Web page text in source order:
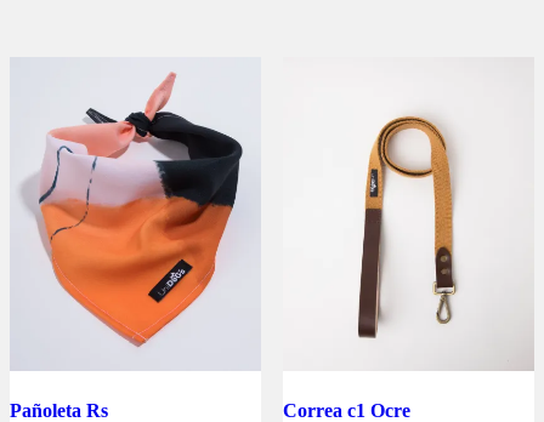
elegir
en
la
página
de
producto
Pañoleta Rs Correa c1 Ocre